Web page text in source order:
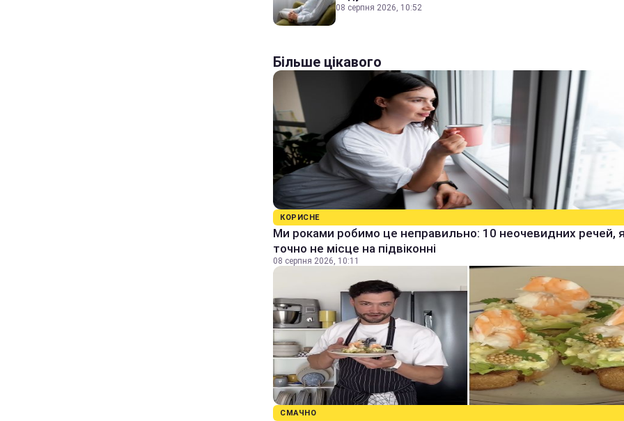
08 серпня 2026, 10:52
Більше цікавого
КОРИСНЕ
Ми роками робимо це неправильно: 10 неочевидних речей,
точно не місце на підвіконні
08 серпня 2026, 10:11
СМАЧНО